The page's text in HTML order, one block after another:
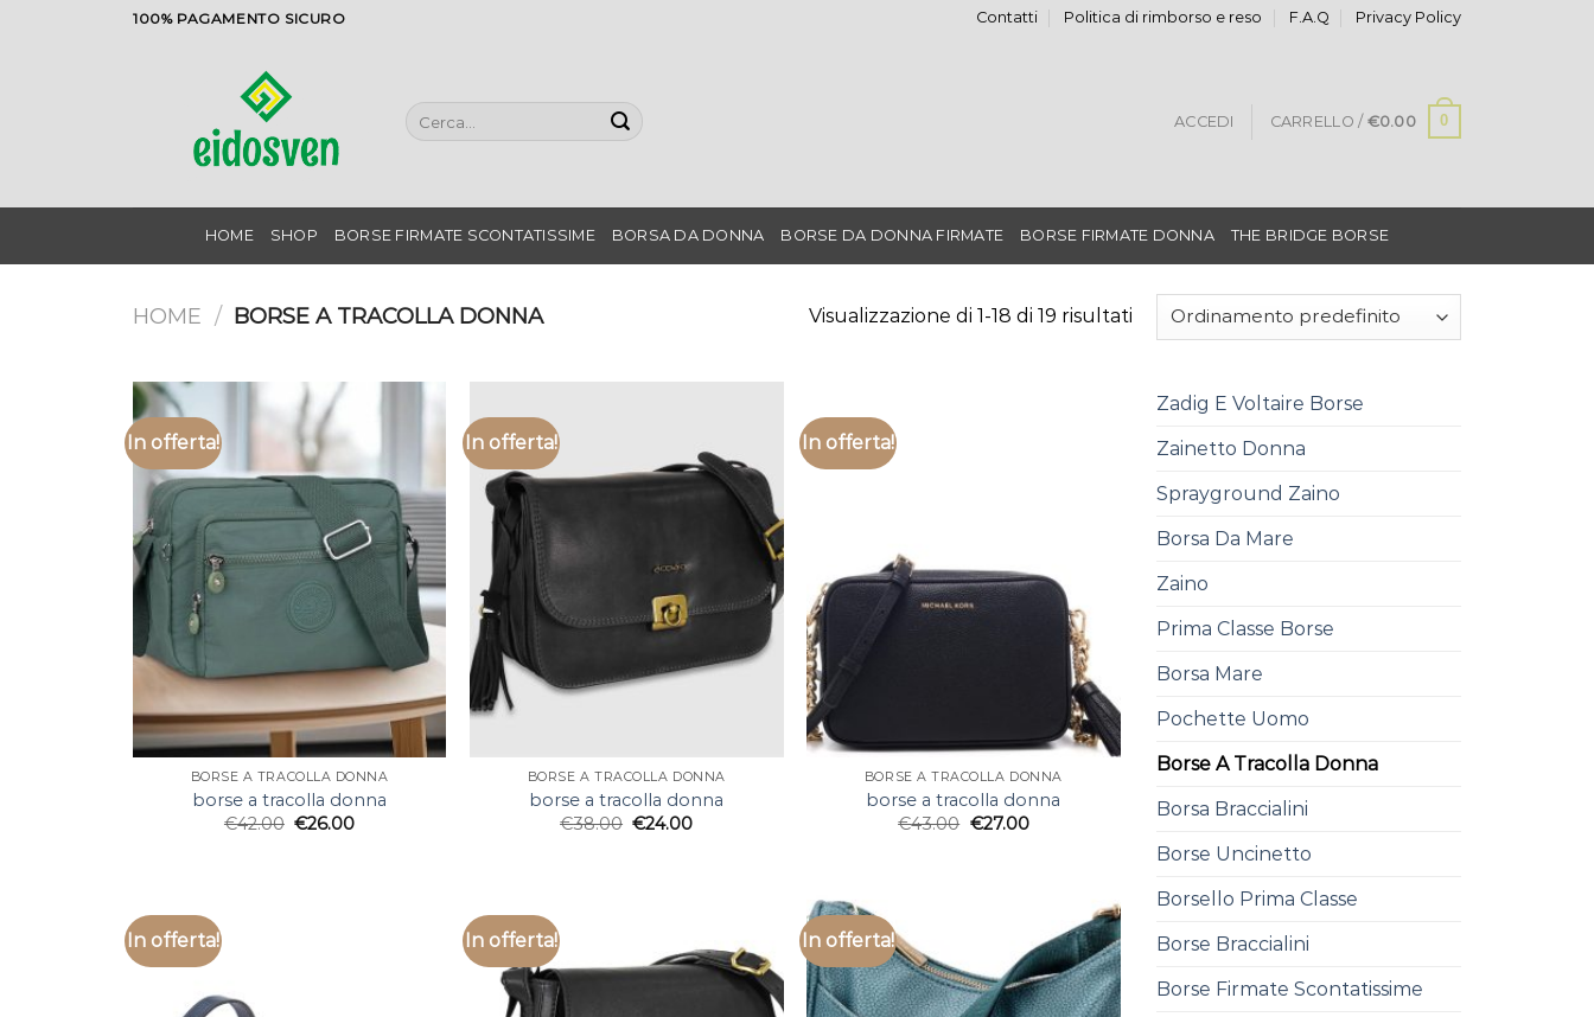
100% PAGAMENTO SICURO Contatti Politica di rimborso e reso F.A.Q Privacy Policy
Cerca:
ACCEDI CARRELLO / €0.00 0
HOME SHOP BORSE FIRMATE SCONTATISSIME BORSA DA DONNA BORSE DA DONNA FIRMATE BORSE FIRMATE DONNA THE BRIDGE BORSE
HOME / BORSE A TRACOLLA DONNA Visualizzazione di 1-18 di 19 risultati
In offerta!
BORSE A TRACOLLA DONNA
borse a tracolla donna
€42.00 €26.00
In offerta!
BORSE A TRACOLLA DONNA
borse a tracolla donna
€38.00 €24.00
In offerta!
BORSE A TRACOLLA DONNA
borse a tracolla donna
€43.00 €27.00
In offerta! In offerta! In offerta!
Zadig E Voltaire Borse
Zainetto Donna
Sprayground Zaino
Borsa Da Mare
Zaino
Prima Classe Borse
Borsa Mare
Pochette Uomo
Borse A Tracolla Donna
Borsa Braccialini
Borse Uncinetto
Borsello Prima Classe
Borse Braccialini
Borse Firmate Scontatissime